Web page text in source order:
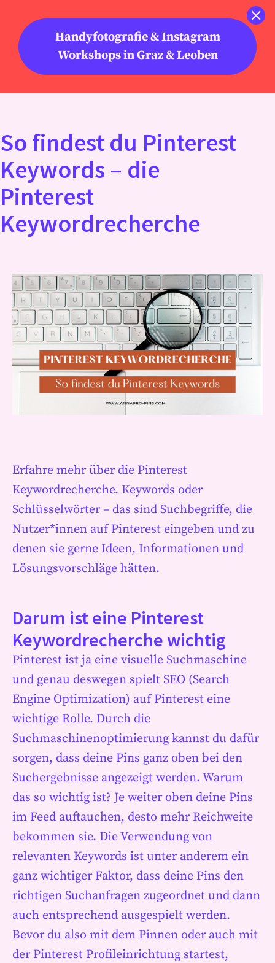
Inhalt
springen
Menü
So findest du Pinterest
Keywords – die
Pinterest
Keywordrecherche
Erfahre mehr über die Pinterest
Keywordrecherche. Keywords oder
Schlüsselwörter – das sind Suchbegriffe, die
Nutzer*innen auf Pinterest eingeben und zu
denen sie gerne Ideen, Informationen und
Lösungsvorschläge hätten.
Darum ist eine Pinterest
Keywordrecherche wichtig
Pinterest ist ja eine visuelle Suchmaschine
und genau deswegen spielt SEO (Search
Engine Optimization) auf Pinterest eine
wichtige Rolle. Durch die
Suchmaschinenoptimierung kannst du dafür
sorgen, dass deine Pins ganz oben bei den
Suchergebnisse angezeigt werden. Warum
das so wichtig ist? Je weiter oben deine Pins
im Feed auftauchen, desto mehr Reichweite
bekommen sie. Die Verwendung von
relevanten Keywords ist unter anderem ein
ganz wichtiger Faktor, dass deine Pins den
richtigen Suchanfragen zugeordnet und dann
auch entsprechend ausgespielt werden.
Bevor du also mit dem Pinnen oder auch mit
der Pinterest Profileinrichtung startest,
Handyfotografie & Instagram
Workshops in Graz & Leoben